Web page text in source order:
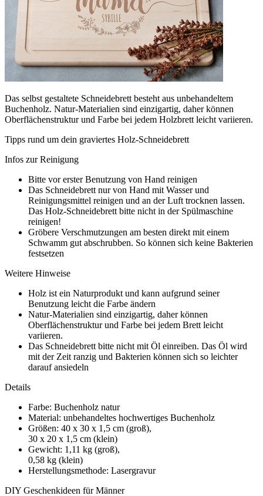
Das selbst gestaltete Schneidebrett besteht aus unbehandeltem
Buchenholz. Natur-Materialien sind einzigartig, daher können
Oberflächenstruktur und Farbe bei jedem Holzbrett leicht variieren.
Tipps rund um dein graviertes Holz-Schneidebrett
Infos zur Reinigung
Bitte vor erster Benutzung von Hand reinigen
Das Schneidebrett nur von Hand mit Wasser und
Reinigungsmittel reinigen und an der Luft trocknen lassen.
Das Holz-Schneidebrett bitte nicht in der Spülmaschine
reinigen!
Gröbere Verschmutzungen am besten direkt mit einem
Schwamm gut abschrubben. So können sich keine Bakterien
festsetzen
Weitere Hinweise
Holz ist ein Naturprodukt und kann aufgrund seiner
Benutzung leicht die Farbe ändern
Natur-Materialien sind einzigartig, daher können
Oberflächenstruktur und Farbe bei jedem Brett leicht
variieren.
Das Schneidebrett bitte nicht mit Öl einreiben. Das Öl wird
mit der Zeit ranzig und Bakterien können sich so leichter
darauf ansiedeln
Details
Farbe: Buchenholz natur
Material: unbehandeltes hochwertiges Buchenholz
Größen: 40 x 30 x 1,5 cm (groß),
30 x 20 x 1,5 cm (klein)
Gewicht: 1,11 kg (groß),
0,58 kg (klein)
Herstellungsmethode: Lasergravur
DIY Geschenkideen für Männer